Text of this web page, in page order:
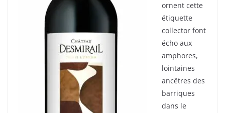
ornent cette
étiquette
collector font
écho aux
amphores,
lointaines
ancêtres des
barriques
dans le